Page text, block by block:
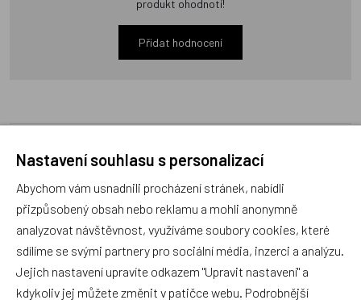
produkt ohodnotí!
Přidat hodnocení
Zboží se stejným motivem
Spací pytel Slon zelený 86-
98
Český výrobek
3D mantinel - kapsář Slon
zelený
Český výrobek
Nastavení souhlasu s personalizací
Abychom vám usnadnili procházení stránek, nabídli
přizpůsobený obsah nebo reklamu a mohli anonymně
analyzovat návštěvnost, využíváme soubory cookies, které
sdílíme se svými partnery pro sociální média, inzerci a analýzu.
Jejich nastavení upravíte odkazem "Upravit nastavení" a
kdykoliv jej můžete změnit v patičce webu. Podrobnější